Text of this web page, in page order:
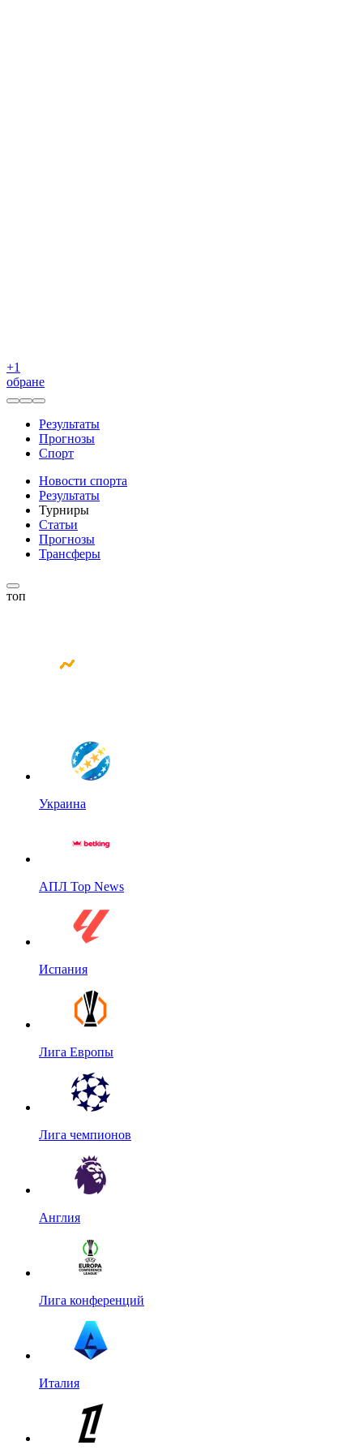
+1
обране
Результаты
Прогнозы
Спорт
Новости спорта
Результаты
Турниры
Статьи
Прогнозы
Трансферы
топ
Украина
АПЛ Top News
Испания
Лига Европы
Лига чемпионов
Англия
Лига конференций
Италия